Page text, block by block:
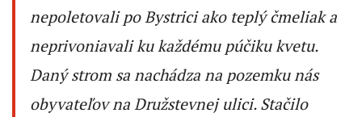
nepoletovali po Bystrici ako teplý čmeliak a
neprivoniavali ku každému púčiku kvetu.
Daný strom sa nachádza na pozemku nás
obyvateľov na Družstevnej ulici. Stačilo